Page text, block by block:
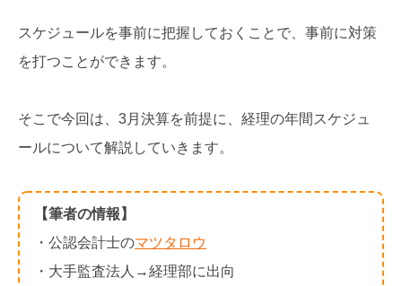
スケジュールを事前に把握しておくことで、事前に対策
を打つことができます。
そこで今回は、3月決算を前提に、経理の年間スケジュ
ールについて解説していきます。
【筆者の情報】
・公認会計士のマツタロウ
・大手監査法人→経理部に出向